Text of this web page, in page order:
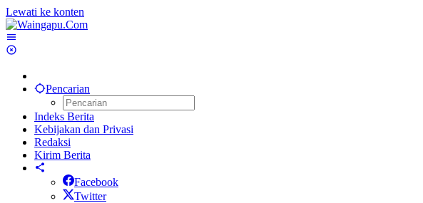
Lewati ke konten
Pencarian
Indeks Berita
Kebijakan dan Privasi
Redaksi
Kirim Berita
Facebook
Twitter